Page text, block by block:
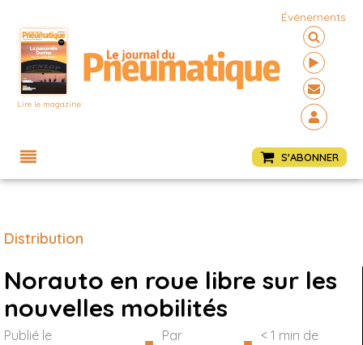
Lire le magazine
Événements
S'ABONNER
Distribution
Norauto en roue libre sur les
nouvelles mobilités
Publié le
Par
< 1 min de